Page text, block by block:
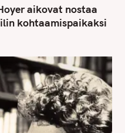
aikovat nostaa
kohtaamispaikaksi